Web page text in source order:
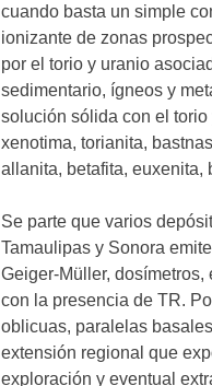
cuando basta un simple
ionizante de zonas
por el torio y uranio
sedimentario, ígneos y
solución sólida con el
xenotima, torianita,
allanita, betafita, euxenita,
Se parte que varios
Tamaulipas y Sonora
Geiger-Müller, dosímetros,
con la presencia de TR.
oblicuas, paralelas
extensión regional que
exploración y eventual